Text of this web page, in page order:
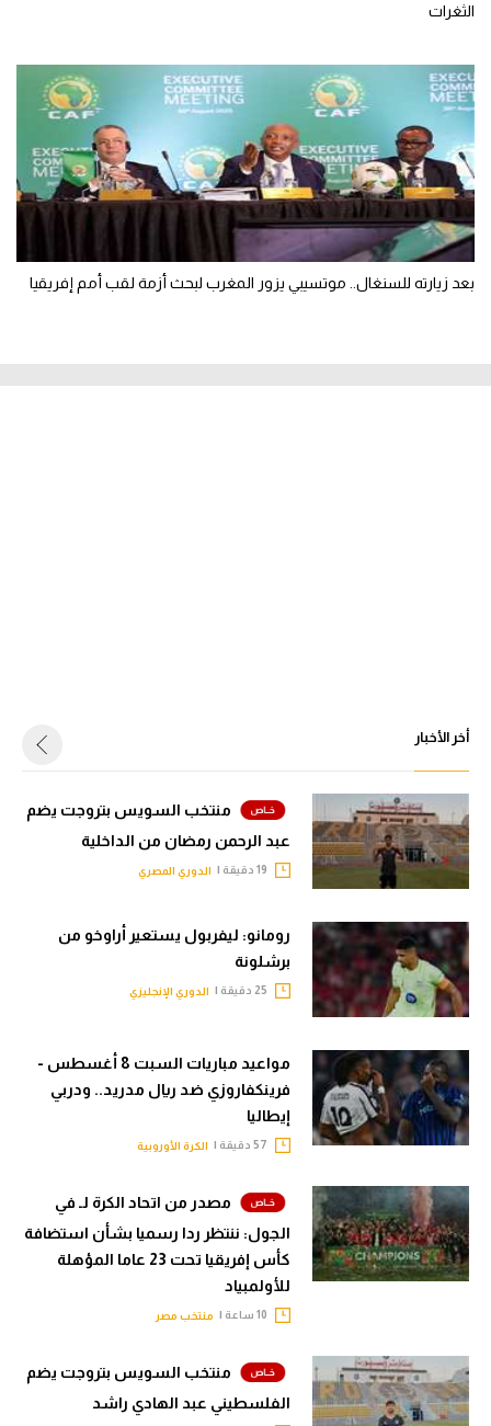
الثغرات
بعد زيارته للسنغال.. موتسيبي يزور المغرب لبحث أزمة لقب أمم إفريقيا
أخر الأخبار
منتخب السويس بتروجت يضم
عبد الرحمن رمضان من الداخلية
الدوري المصري
رومانو: ليفربول يستعير أراوخو من
برشلونة
الدوري الإنجليزي
مواعيد مباريات السبت 8 أغسطس -
فرينكفاروزي ضد ريال مدريد.. ودربي
إيطاليا
الكرة الأوروبية
مصدر من اتحاد الكرة لـ في
الجول: ننتظر ردا رسميا بشأن استضافة
كأس إفريقيا تحت 23 عاما المؤهلة
للأولمبياد
منتخب مصر
منتخب السويس بتروجت يضم
الفلسطيني عبد الهادي راشد